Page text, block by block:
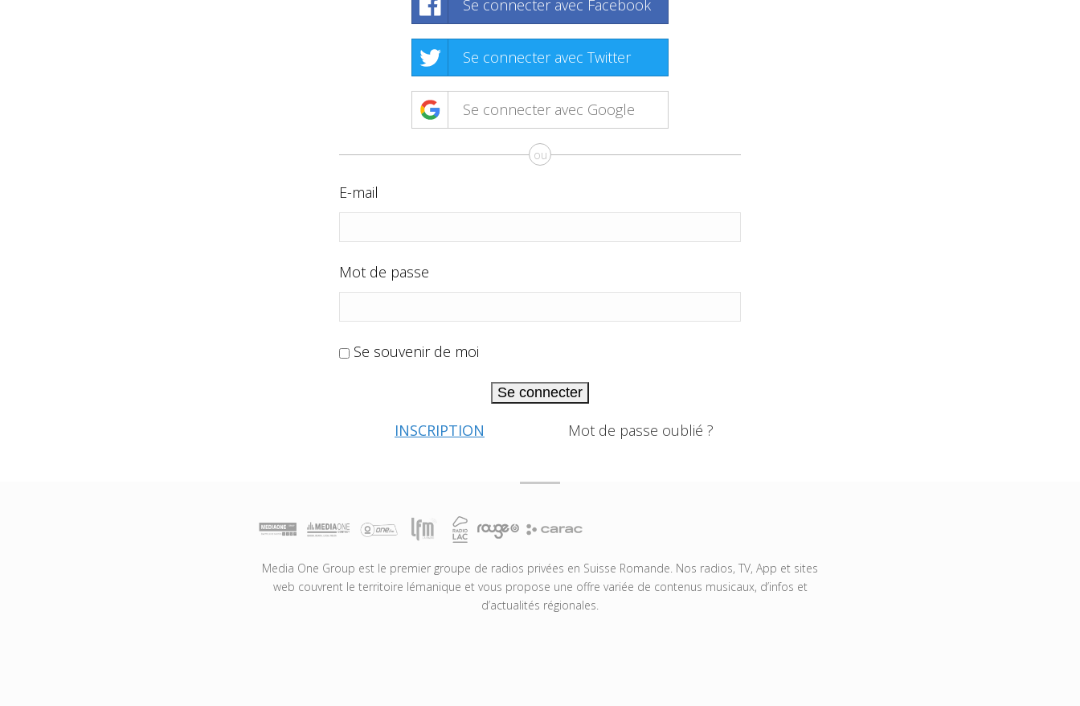
Se connecter avec Facebook
Se connecter avec Twitter
Se connecter avec Google
ou
E-mail
Mot de passe
Se souvenir de moi
Se connecter
INSCRIPTION Mot de passe oublié ?
Media One Group est le premier groupe de radios privées en Suisse Romande. Nos radios, TV, App et sites
web couvrent le territoire lémanique et vous propose une offre variée de contenus musicaux, d’infos et
d’actualités régionales.